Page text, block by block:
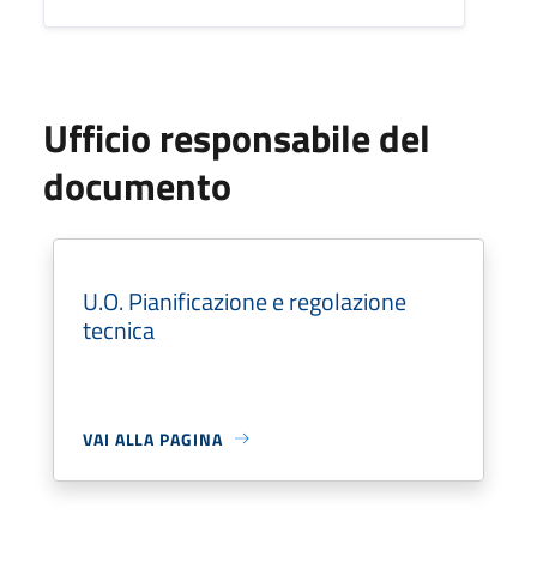
Ufficio responsabile del
documento
U.O. Pianificazione e regolazione
tecnica
VAI ALLA PAGINA